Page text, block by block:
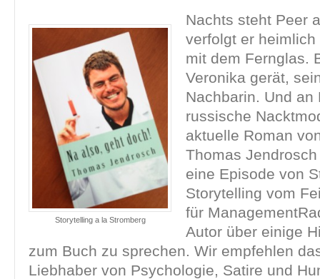
Storytelling a la Stromberg
Nachts steht Peer
verfolgt er
mit dem Fernglas.
Veronika gerät,
Nachbarin. Und an
russische
aktuelle Roman
Thomas
eine Episode von
Storytelling vom
für
Autor über einige
zum Buch zu sprechen. Wir empfehlen
Liebhaber von Psychologie, Satire und